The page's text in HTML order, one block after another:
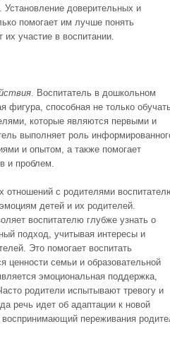
доверительных и
помогает им лучше понять
их участие в воспитании.
. Воспитатель в дошкольном
фигура, способная не только
которые являются первыми и
выполняет роль
и опытом, а также помогает
и проблем.
отношений с родителями
детей и их родителей.
воспитателю глубже узнать о
подход, учитывая интересы и
Это помогает воспитать
ценности семьи и образовательной
эмоциональная поддержка,
родители испытывают тревогу и
речь идет об адаптации к новой
воспринимающий переживания